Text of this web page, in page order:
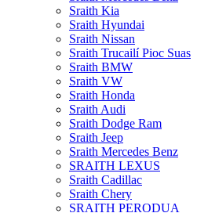
Sraith Kia
Sraith Hyundai
Sraith Nissan
Sraith Trucailí Pioc Suas
Sraith BMW
Sraith VW
Sraith Honda
Sraith Audi
Sraith Dodge Ram
Sraith Jeep
Sraith Mercedes Benz
SRAITH LEXUS
Sraith Cadillac
Sraith Chery
SRAITH PERODUA